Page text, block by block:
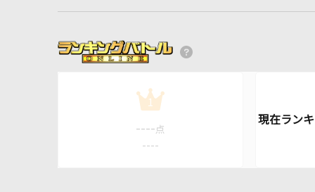
1
---- 点
----